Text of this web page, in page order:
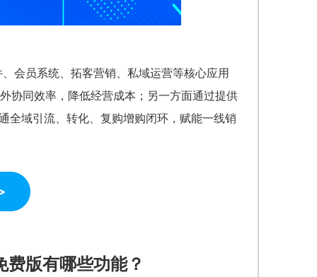
会员系统、拓客营销、私域运营等核心应用
协同效率，降低经营成本；另一方面通过提供
全域引流、转化、复购增购闭环，赋能一线销
版有哪些功能？